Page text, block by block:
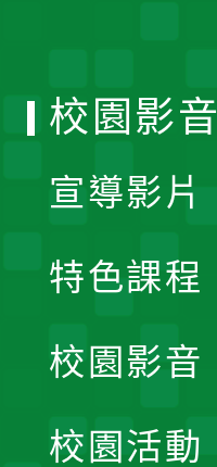
校園影音
宣導影片
特色課程
校園影音
校園活動